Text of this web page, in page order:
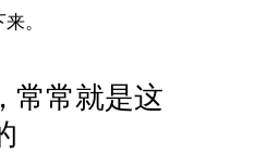
。
常常就是这